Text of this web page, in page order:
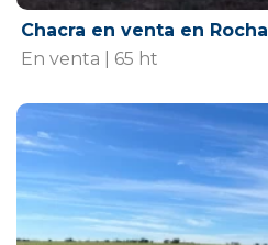
Chacra en venta en Rocha
En venta | 65 ht